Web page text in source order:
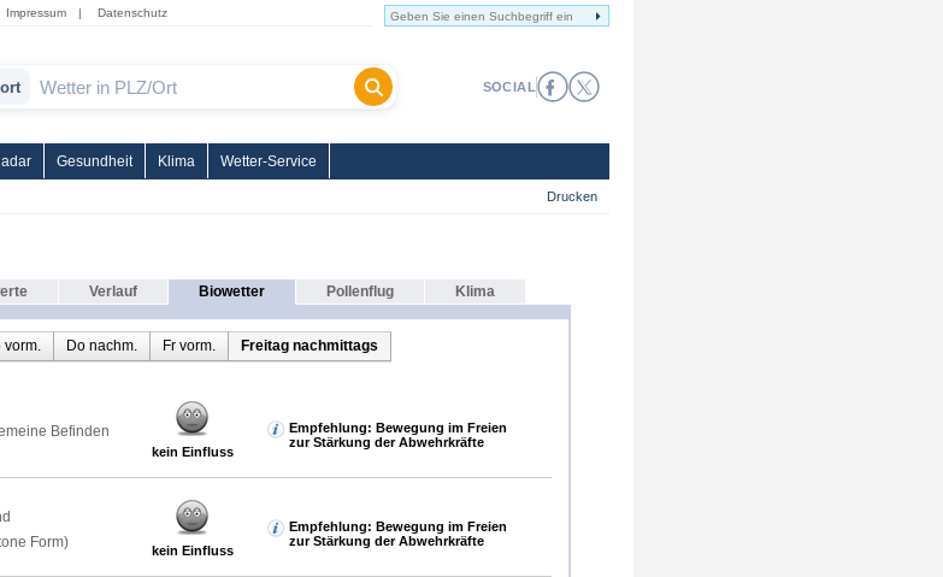
Impressum | Datenschutz
SOCIAL
Gesundheit Klima Wetter-Service
Drucken
Verlauf Biowetter Pollenflug Klima
vorm. Do nachm. Fr vorm. Freitag nachmittags
Befinden
kein Einfluss
Empfehlung: Bewegung im Freien
zur Stärkung der Abwehrkräfte
Form)
kein Einfluss
Empfehlung: Bewegung im Freien
zur Stärkung der Abwehrkräfte